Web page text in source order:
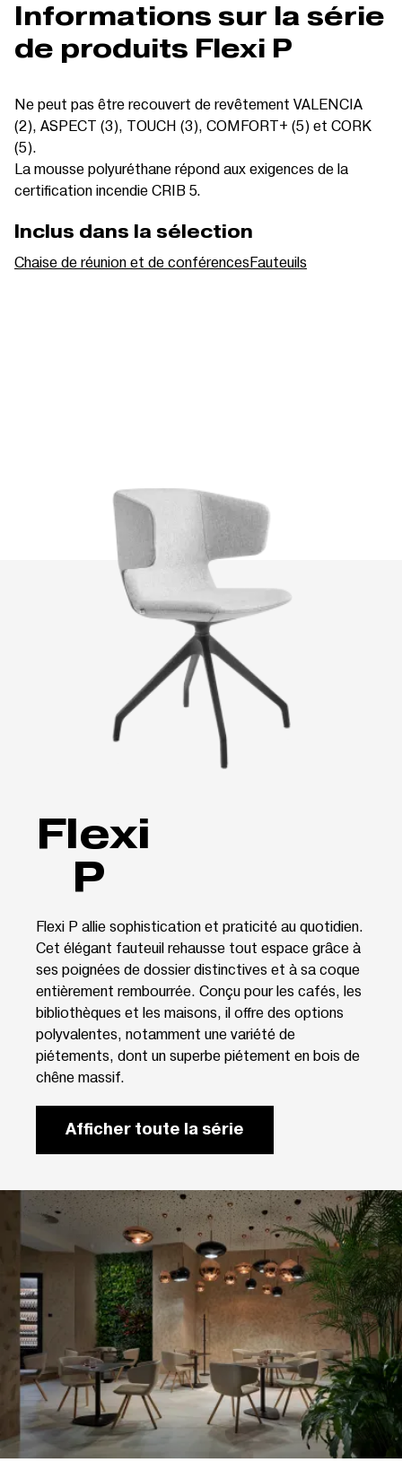
Informations sur la série
de produits Flexi P
Ne peut pas être recouvert de revêtement VALENCIA
(2), ASPECT (3), TOUCH (3), COMFORT+ (5) et CORK
(5).
La mousse polyuréthane répond aux exigences de la
certification incendie CRIB 5.
Inclus dans la sélection
Chaise de réunion et de conférencesFauteuils
Flexi
P
Flexi P allie sophistication et praticité au quotidien.
Cet élégant fauteuil rehausse tout espace grâce à
ses poignées de dossier distinctives et à sa coque
entièrement rembourrée. Conçu pour les cafés, les
bibliothèques et les maisons, il offre des options
polyvalentes, notamment une variété de
piétements, dont un superbe piétement en bois de
chêne massif.
Afficher toute la série